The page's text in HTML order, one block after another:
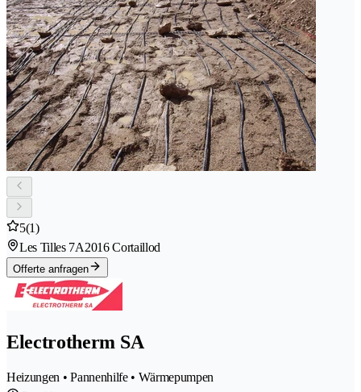
5(1)
Les Tilles 7A2016 Cortaillod
Offerte anfragen
Electrotherm SA
Heizungen • Pannenhilfe • Wärmepumpen